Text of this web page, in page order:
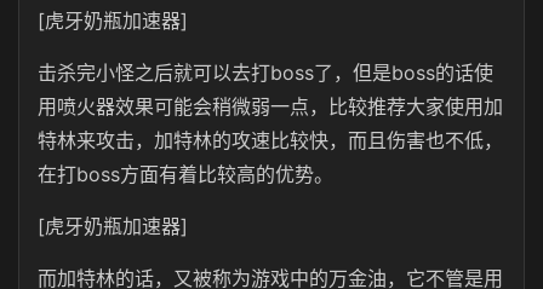
[虎牙奶瓶加速器]
击杀完小怪之后就可以去打boss了，但是boss的话使
用喷火器效果可能会稍微弱一点，比较推荐大家使用加
特林来攻击，加特林的攻速比较快，而且伤害也不低，
在打boss方面有着比较高的优势。
[虎牙奶瓶加速器]
而加特林的话，又被称为游戏中的万金油，它不管是用